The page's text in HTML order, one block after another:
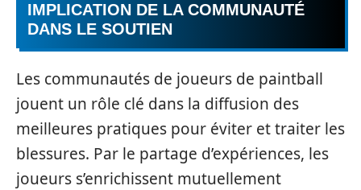
IMPLICATION DE LA COMMUNAUTÉ
DANS LE SOUTIEN
Les communautés de joueurs de paintball
jouent un rôle clé dans la diffusion des
meilleures pratiques pour éviter et traiter les
blessures. Par le partage d’expériences, les
joueurs s’enrichissent mutuellement